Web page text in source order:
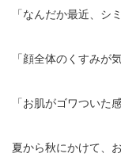
「なんだか最近、シ
「顔全体のくすみが
「お肌がゴワついた
夏から秋にかけて、